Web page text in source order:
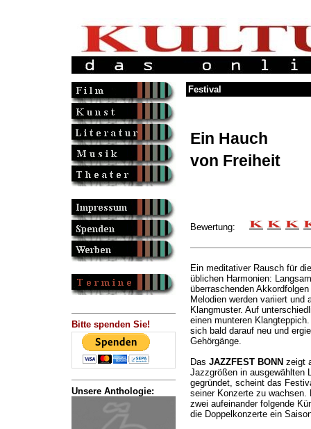
Bitte spenden Sie!
Unsere Anthologie:
Festival
Ein Hauch
von Freiheit
Bewertung:
Ein meditativer Rausch für
üblichen Harmonien:
überraschenden
Melodien werden variiert und
Klangmuster. Auf
einen munteren
sich bald darauf neu und
Gehörgänge.
Das JAZZFEST BONN zeigt
Jazzgrößen in ausgewählten
gegründet, scheint das
seiner Konzerte zu wachsen.
zwei aufeinander folgende
die Doppelkonzerte ein